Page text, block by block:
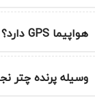
هواپیما GPS دارد؟
وسیله پرنده چتر